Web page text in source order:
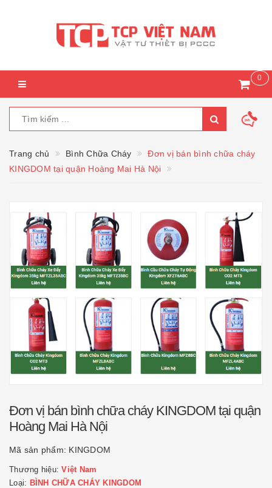
0
Trang chủ Bình Chữa Cháy
Đơn vị bán bình chữa cháy
KINGDOM tại quận Hoàng Mai Hà Nội
Đơn vị bán bình chữa cháy KINGDOM tại quận
Hoàng Mai Hà Nội
Mã sản phẩm: KINGDOM
Thương hiệu:Việt Nam
Loại: BÌNH CHỮA CHÁY KINGDOM